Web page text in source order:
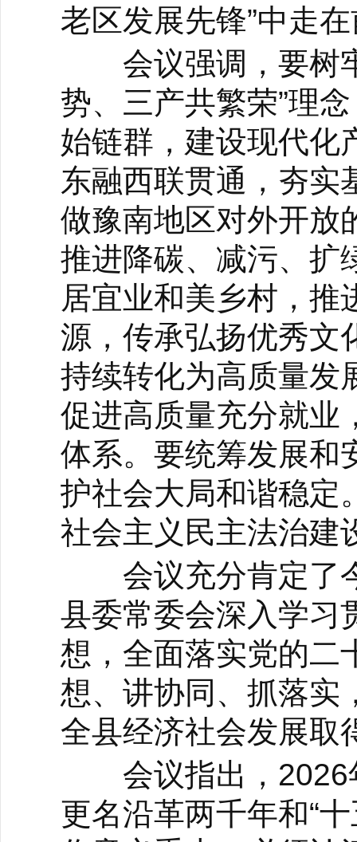
老区发展先锋”中走
会议强调，要树牢
势、三产共繁荣”理
始链群，建设现代化
东融西联贯通，夯实
做豫南地区对外开放
推进降碳、减污、扩
居宜业和美乡村，推
源，传承弘扬优秀文
持续转化为高质量发
促进高质量充分就业
体系。要统筹发展和
护社会大局和谐稳定
社会主义民主法治建
会议充分肯定了今
县委常委会深入学习
想，全面落实党的二
想、讲协同、抓落实
全县经济社会发展取
会议指出，2026
更名沿革两千年和“